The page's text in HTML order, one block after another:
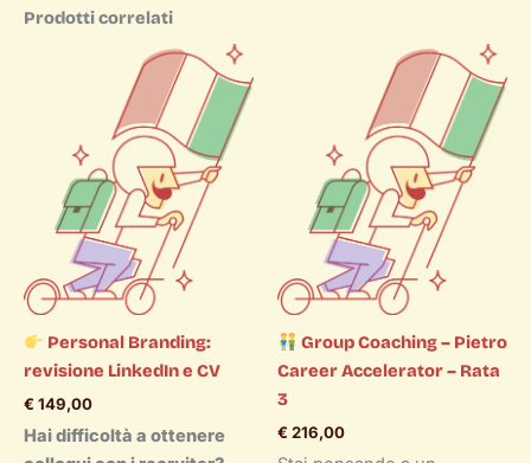
Prodotti correlati
Personal Branding:
revisione LinkedIn e CV
€ 149,00
Hai difficoltà a ottenere
Group Coaching – Pietro
Career Accelerator – Rata
3
€ 216,00